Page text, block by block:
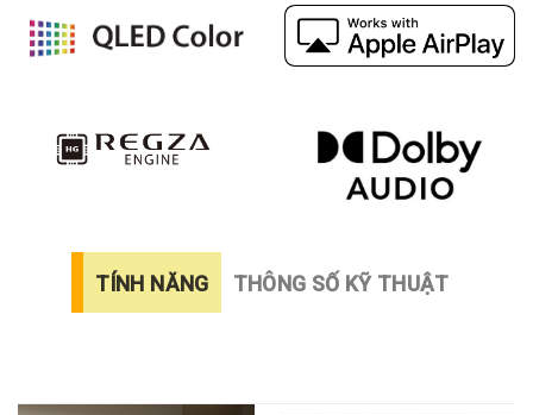
TÍNH NĂNG THÔNG SỐ KỸ THUẬT